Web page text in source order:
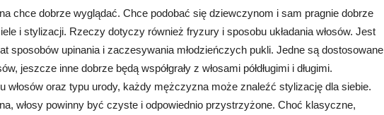
chce dobrze wyglądać. Chce podobać się dziewczynom i sam pragnie dobrze
i stylizacji. Rzeczy dotyczy również fryzury i sposobu układania włosów. Jest
sposobów upinania i zaczesywania młodzieńczych pukli. Jedne są dostosowane
jeszcze inne dobrze będą współgrały z włosami półdługimi i długimi.
włosów oraz typu urody, każdy mężczyzna może znaleźć stylizację dla siebie.
włosy powinny być czyste i odpowiednio przystrzyżone. Choć klasyczne,